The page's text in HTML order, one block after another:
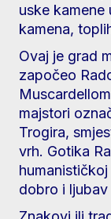
uske
kamena,
Ovaj je grad
započeo
majstori
Trogira,
vrh. Gotika
dobro i